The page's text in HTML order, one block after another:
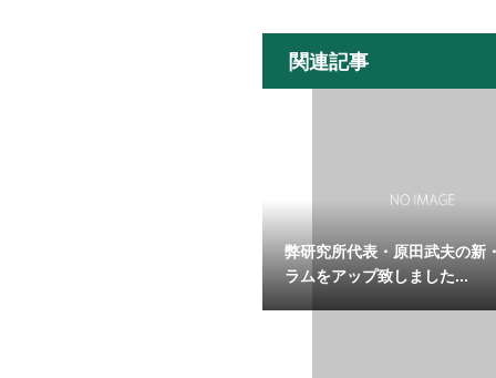
関連記事
弊研究所代表・原田武夫の新
ラムをアップ致しました...